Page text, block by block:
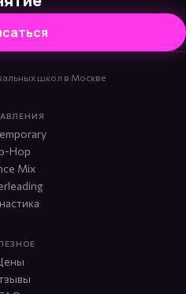
школ в Москве
Hop
Mix